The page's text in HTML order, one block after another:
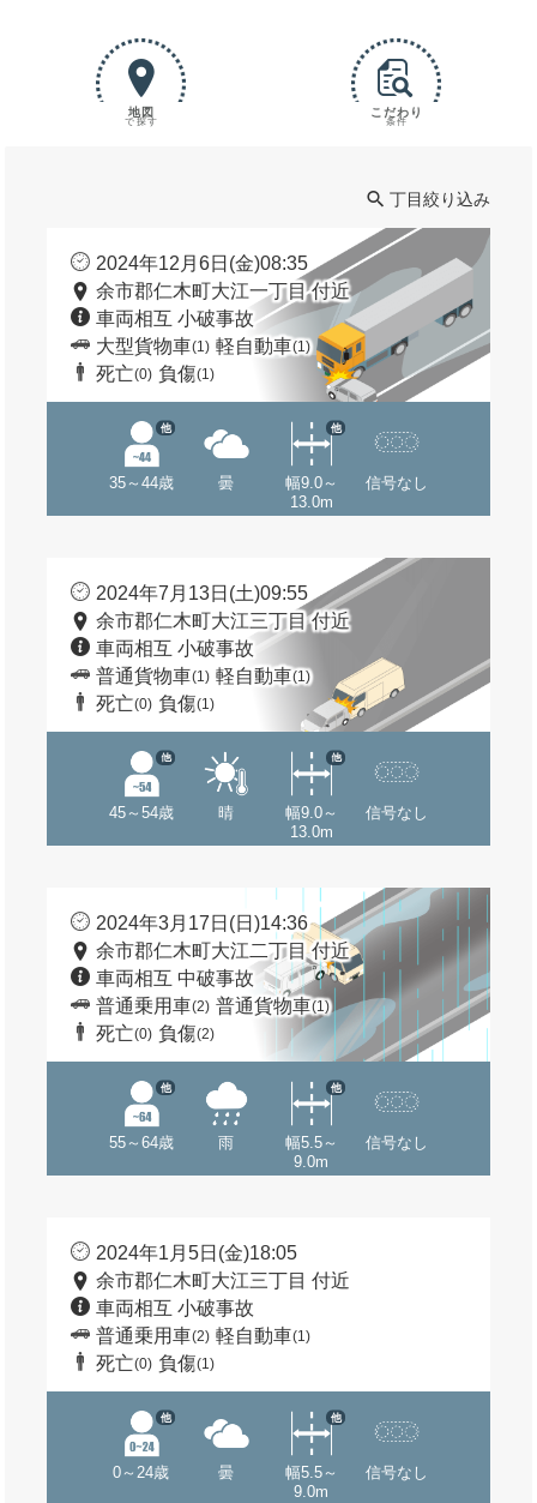
地図
で探す
こだわり
条件
丁目絞り込み
2024年12月6日(金)08:35
余市郡仁木町大江一丁目 付近
車両相互 小破事故
大型貨物車(1) 軽自動車(1)
死亡(0) 負傷(1)
35～44歳
他
曇
幅9.0～
13.0m
他
信号なし
2024年7月13日(土)09:55
余市郡仁木町大江三丁目 付近
車両相互 小破事故
普通貨物車(1) 軽自動車(1)
死亡(0) 負傷(1)
45～54歳
他
晴
幅9.0～
13.0m
他
信号なし
2024年3月17日(日)14:36
余市郡仁木町大江二丁目 付近
車両相互 中破事故
普通乗用車(2) 普通貨物車(1)
死亡(0) 負傷(2)
55～64歳
他
雨
幅5.5～
9.0m
他
信号なし
2024年1月5日(金)18:05
余市郡仁木町大江三丁目 付近
車両相互 小破事故
普通乗用車(2) 軽自動車(1)
死亡(0) 負傷(1)
0～24歳
他
曇
幅5.5～
9.0m
他
信号なし